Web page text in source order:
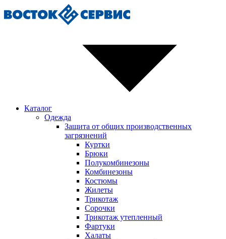
Каталог
Одежда
Защита от общих производственных
загрязнений
Куртки
Брюки
Полукомбинезоны
Комбинезоны
Костюмы
Жилеты
Трикотаж
Сорочки
Трикотаж утепленный
Фартуки
Халаты